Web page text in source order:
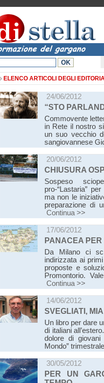
ELENCO ARTICOLI DEGLI
24/06/2012
“STO
Commovente
in Rete il nostro
un suo vecchio
sangiovannese
20/06/2012
CHIUSURA
Sospeso
pro-“Lastaria”
ma non le
preparazione di
Continua >>
17/06/2012
PANACEA
Da Milano ci
indirizzata ai
proposte e
Promontorio.
Continua >>
14/06/2012
SVEGLIATI,
Un libro per dare
di italiani
dolore di giovani
Mondo”
30/05/2012
PER UN